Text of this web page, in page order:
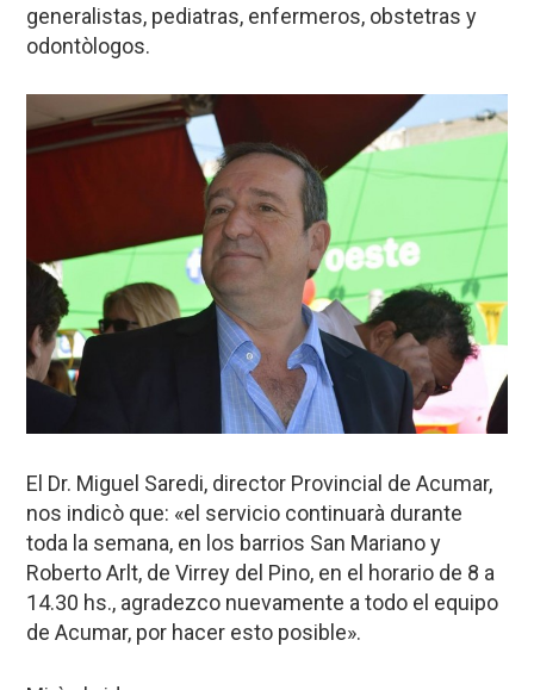
generalistas, pediatras, enfermeros, obstetras y
odontòlogos.
El Dr. Miguel Saredi, director Provincial de Acumar,
nos indicò que: «el servicio continuarà durante
toda la semana, en los barrios San Mariano y
Roberto Arlt, de Virrey del Pino, en el horario de 8 a
14.30 hs., agradezco nuevamente a todo el equipo
de Acumar, por hacer esto posible».